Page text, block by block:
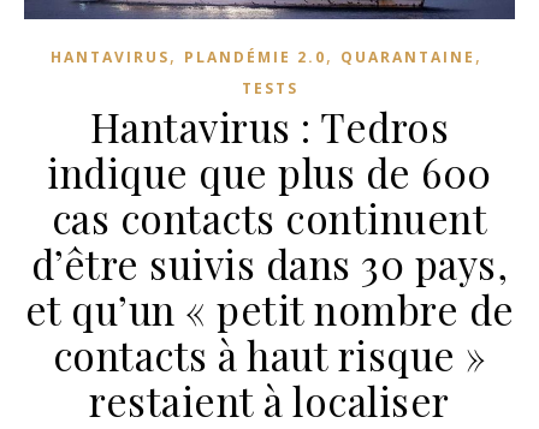
HANTAVIRUS, PLANDÉMIE 2.0, QUARANTAINE ,
TESTS
Hantavirus : Tedros
indique que plus de 600
cas contacts continuent
d’être suivis dans 30 pays,
et qu’un « petit nombre de
contacts à haut risque »
restaient à localiser